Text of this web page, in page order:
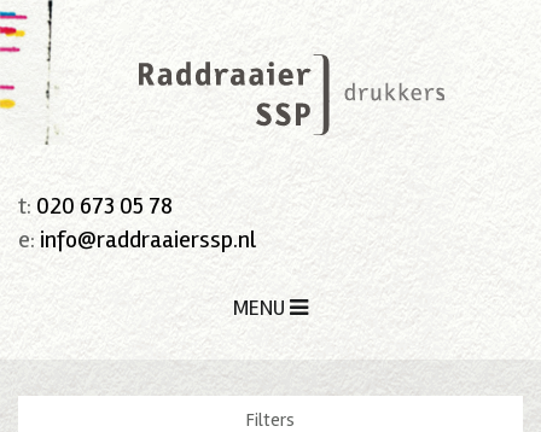
t: 020 673 05 78
e: info@raddraaierssp.nl
MENU
Filters